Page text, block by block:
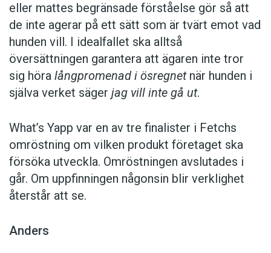
eller mattes begränsade förståelse gör så att
de inte agerar på ett sätt som är tvärt emot vad
hunden vill. I idealfallet ska alltså
översättningen garantera att ägaren inte tror
sig höra långpromenad i ösregnetnär hunden i
själva verket säger jag vill inte gå ut.
What’s Yapp var en av tre finalister i Fetchs
omröstning om vilken produkt företaget ska
försöka utveckla. Omröstningen avslutades i
går. Om uppfinningen någonsin blir verklighet
återstår att se.
Anders